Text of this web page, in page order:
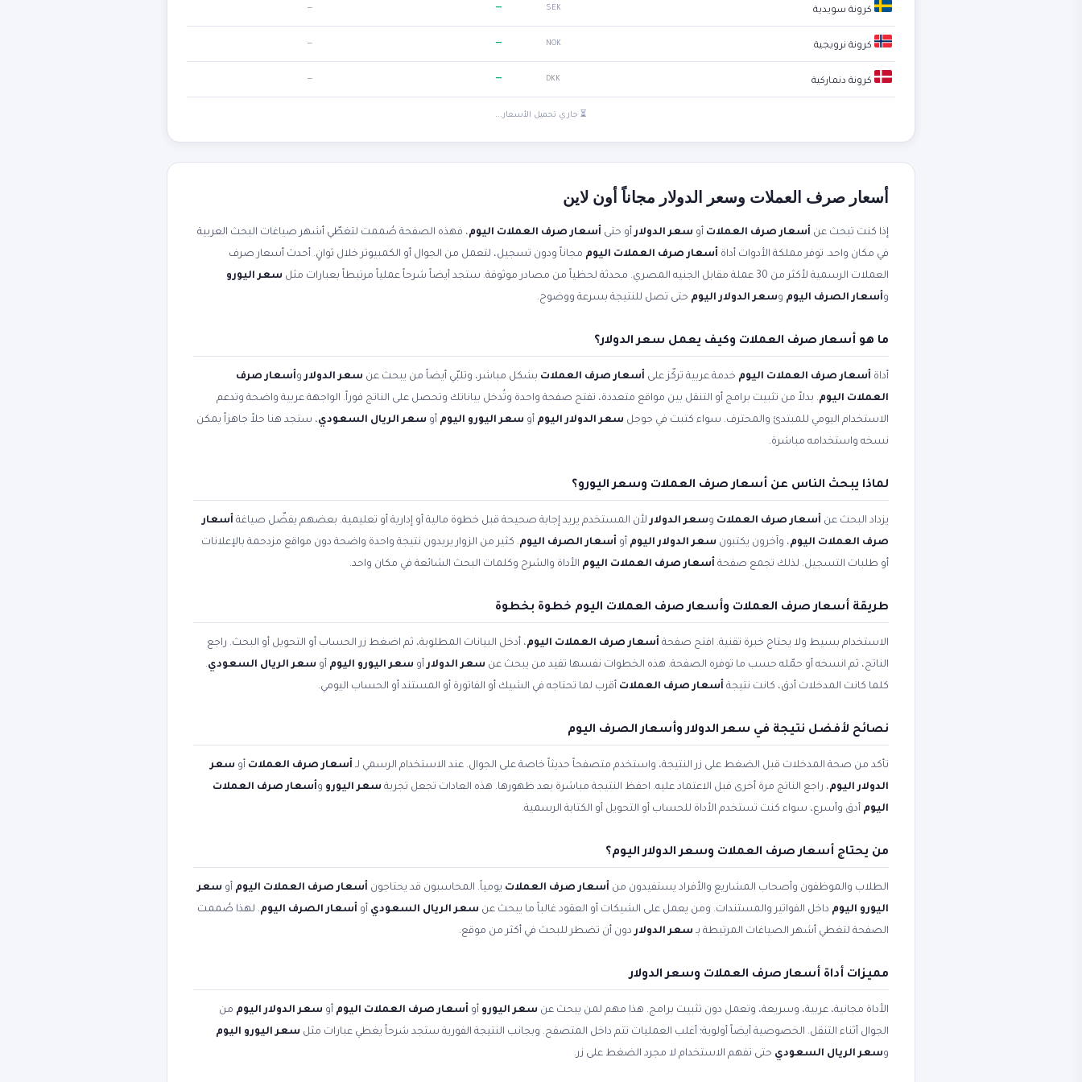
كرونة سويدية SEK
—
—
كرونة نرويجية NOK
—
—
كرونة دنماركية DKK
—
—
⏳ جاري تحميل الأسعار...
أسعار صرف العملات وسعر الدولار مجاناً أون لاين
إذا كنت تبحث عن أسعار صرف العملات أو سعر الدولارأو حتى أسعار صرف العملات اليوم، فهذه الصفحة صُممت لتغطّي أشهر صياغات البحث العربية
في مكان واحد. توفر مملكة الأدوات أداة أسعار صرف العملات اليوم مجاناً ودون تسجيل، لتعمل من الجوال أو الكمبيوتر خلال ثوانٍ. أحدث أسعار صرف
العملات الرسمية لأكثر من 30 عملة مقابل الجنيه المصري. محدثة لحظياً من مصادر موثوقة. ستجد أيضاً شرحاً عملياً مرتبطاً بعبارات مثل
سعر اليورو
وأسعار الصرف اليوم وسعر الدولار اليوم حتى تصل للنتيجة بسرعة ووضوح.
ما هو أسعار صرف العملات وكيف يعمل سعر الدولار؟
أداة أسعار صرف العملات اليوم خدمة عربية تركّز على أسعار صرف العملات بشكل مباشر، وتلبّي أيضاً من يبحث عن سعر الدولاروأسعار صرف
العملات اليوم. بدلاً من تثبيت برامج أو التنقل بين مواقع متعددة، تفتح صفحة واحدة وتُدخل بياناتك وتحصل على الناتج فوراً. الواجهة عربية واضحة وتدعم
الاستخدام اليومي للمبتدئ والمحترف. سواء كتبت في جوجل سعر الدولار اليوم أو سعر اليورو اليوم أو سعر الريال السعودي، ستجد هنا حلاً جاهزاً يمكن
نسخه واستخدامه مباشرة.
لماذا يبحث الناس عن أسعار صرف العملات وسعر اليورو؟
يزداد البحث عن أسعار صرف العملات وسعر الدولارلأن المستخدم يريد إجابة صحيحة قبل خطوة مالية أو إدارية أو تعليمية. بعضهم يفضّل صياغة أسعار
صرف العملات اليوم، وآخرون يكتبون سعر الدولار اليوم أو أسعار الصرف اليوم. كثير من الزوار يريدون نتيجة واحدة واضحة دون مواقع مزدحمة بالإعلانات
أو طلبات التسجيل. لذلك تجمع صفحة أسعار صرف العملات اليوم الأداة والشرح وكلمات البحث الشائعة في مكان واحد.
طريقة أسعار صرف العملات وأسعار صرف العملات اليوم خطوة بخطوة
الاستخدام بسيط ولا يحتاج خبرة تقنية. افتح صفحة أسعار صرف العملات اليوم، أدخل البيانات المطلوبة، ثم اضغط زر الحساب أو التحويل أو البحث. راجع
الناتج، ثم انسخه أو حمّله حسب ما توفره الصفحة. هذه الخطوات نفسها تفيد من يبحث عن سعر الدولارأو سعر اليورو اليوم أو سعر الريال السعودي.
كلما كانت المدخلات أدق، كانت نتيجة أسعار صرف العملات أقرب لما تحتاجه في الشيك أو الفاتورة أو المستند أو الحساب اليومي.
نصائح لأفضل نتيجة في سعر الدولار وأسعار الصرف اليوم
تأكد من صحة المدخلات قبل الضغط على زر النتيجة، واستخدم متصفحاً حديثاً خاصة على الجوال. عند الاستخدام الرسمي لـ أسعار صرف العملات أو سعر
الدولار اليوم، راجع الناتج مرة أخرى قبل الاعتماد عليه. احفظ النتيجة مباشرة بعد ظهورها. هذه العادات تجعل تجربة سعر اليورو وأسعار صرف العملات
اليوم أدق وأسرع، سواء كنت تستخدم الأداة للحساب أو التحويل أو الكتابة الرسمية.
من يحتاج أسعار صرف العملات وسعر الدولار اليوم؟
الطلاب والموظفون وأصحاب المشاريع والأفراد يستفيدون من أسعار صرف العملات يومياً. المحاسبون قد يحتاجون أسعار صرف العملات اليوم أو سعر
اليورو اليوم داخل الفواتير والمستندات. ومن يعمل على الشيكات أو العقود غالباً ما يبحث عن سعر الريال السعودي أو أسعار الصرف اليوم. لهذا صُممت
الصفحة لتغطي أشهر الصياغات المرتبطة بـ سعر الدولاردون أن تضطر للبحث في أكثر من موقع.
مميزات أداة أسعار صرف العملات وسعر الدولار
الأداة مجانية، عربية، وسريعة، وتعمل دون تثبيت برامج. هذا مهم لمن يبحث عن سعر اليورو أو أسعار صرف العملات اليوم أو سعر الدولار اليوم من
الجوال أثناء التنقل. الخصوصية أيضاً أولوية؛ أغلب العمليات تتم داخل المتصفح. وبجانب النتيجة الفورية ستجد شرحاً يغطي عبارات مثل سعر اليورو اليوم
وسعر الريال السعودي حتى تفهم الاستخدام لا مجرد الضغط على زر.